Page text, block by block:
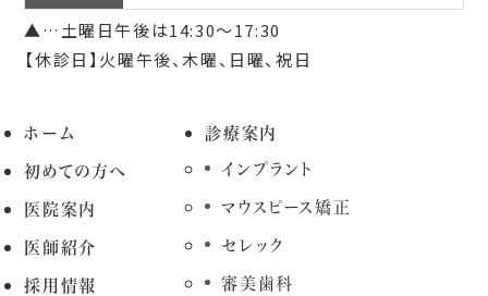
▲…土曜日午後は14:30～17:30
【休診日】火曜午後、木曜、日曜、祝日
ホーム
初めての方へ
医院案内
医師紹介
採用情報
診療案内
インプラント
マウスピース矯正
セレック
審美歯科